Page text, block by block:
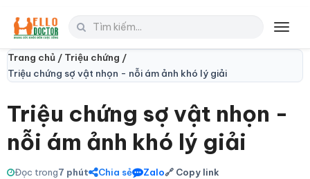
Trang chủ / Triệu chứng /
Triệu chứng sợ vật nhọn - nỗi ám ảnh khó lý giải
Triệu chứng sợ vật nhọn -
nỗi ám ảnh khó lý giải
Đọc trong7 phút Chia sẻ Zalo🔗 Copy link